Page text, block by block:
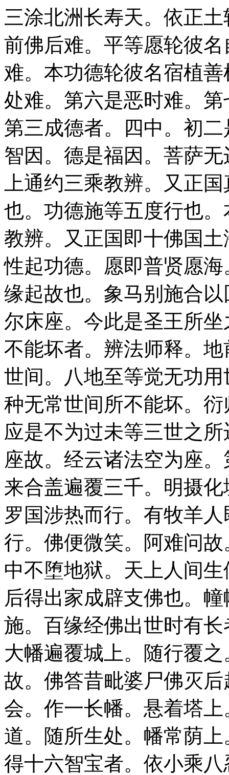
三涂北洲长寿天。依正
前佛后难。平等愿轮彼
难。本功德轮彼名宿植
处难。第六是恶时难。
第三成德者。四中。初
智因。德是福因。菩萨
上通约三乘教辨。又正
也。功德施等五度行也
教辨。又正国即十佛国
性起功德。愿即普贤愿
缘起故也。象马别施合
尔床座。今此是圣王所
不能坏者。辨法师释。
世间。八地至等觉无功
种无常世间所不能坏。
应是不为过未等三世之
座故。经云诸法空为座
来合盖遍覆三千。明摄
罗国涉热而行。有牧羊
行。佛便微笑。阿难问
中不堕地狱。天上人间
后得出家成辟支佛也。
施。百缘经佛出世时有
大幡遍覆城上。随行覆
故。佛答昔毗婆尸佛灭
会。作一长幡。悬着塔
道。随所生处。幡常荫
得十六智宝者。依小乘